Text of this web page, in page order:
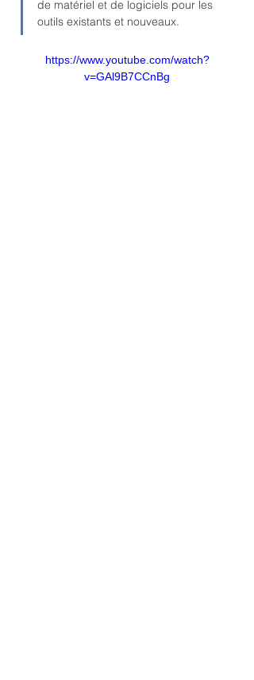
de matériel et de logiciels pour les
outils existants et nouveaux.
https://www.youtube.com/watch?
v=GAl9B7CCnBg